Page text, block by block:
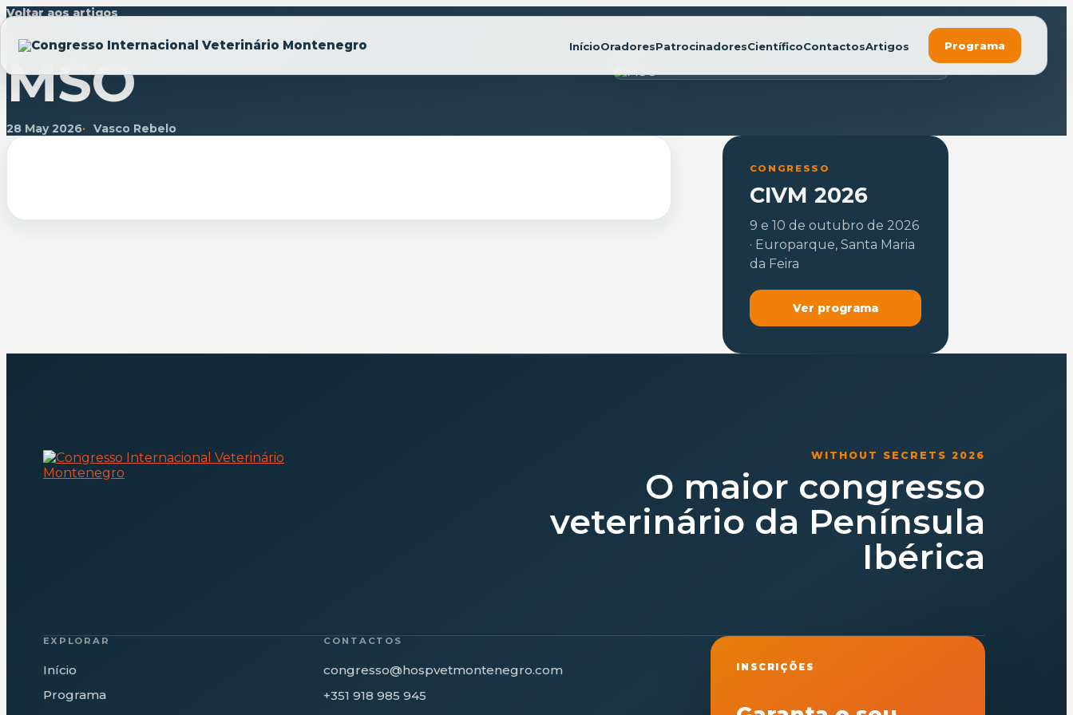
InícioOradoresPatrocinadoresCientíficoContactosArtigos Programa
Voltar aos artigos
ARTIGO
MSO
28 May 2026 Vasco Rebelo
CONGRESSO
CIVM 2026
9 e 10 de outubro de 2026
· Europarque, Santa Maria
da Feira
Ver programa
WITHOUT SECRETS 2026
O maior congresso
veterinário da Península
Ibérica
EXPLORAR
Início
Programa
CONTACTOS
congresso@hospvetmontenegro.com
+351 918 985 945
INSCRIÇÕES